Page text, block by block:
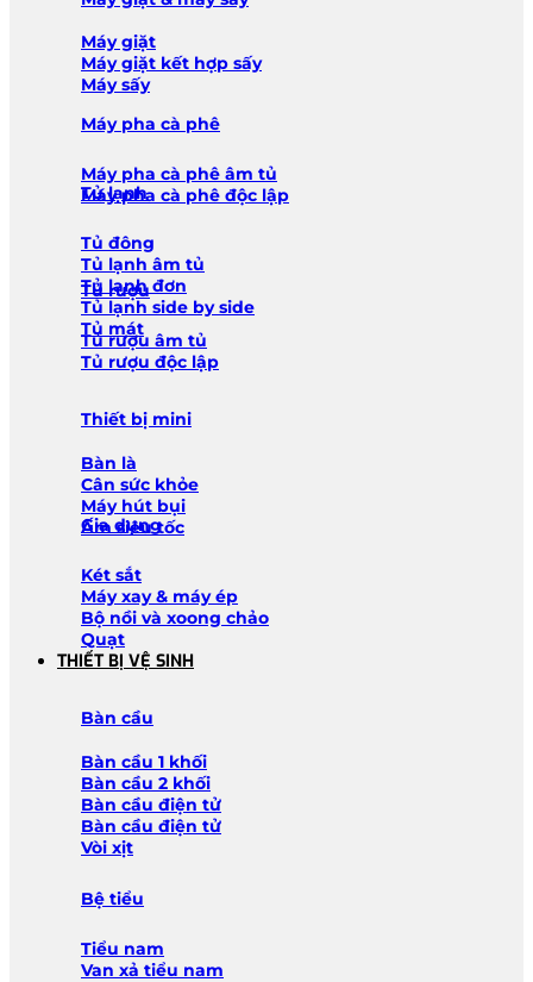
Máy giặt
Máy giặt kết hợp sấy
Máy sấy
Máy pha cà phê
Máy pha cà phê âm tủ
Máy pha cà phê độc lập
Tủ lạnh
Tủ đông
Tủ lạnh âm tủ
Tủ lạnh đơn
Tủ lạnh side by side
Tủ mát
Tủ rượu
Tủ rượu âm tủ
Tủ rượu độc lập
Thiết bị mini
Bàn là
Cân sức khỏe
Máy hút bụi
Ấm siêu tốc
Gia dụng
Két sắt
Máy xay & máy ép
Bộ nồi và xoong chảo
Quạt
THIẾT BỊ VỆ SINH
Bàn cầu
Bàn cầu 1 khối
Bàn cầu 2 khối
Bàn cầu điện tử
Bàn cầu điện tử
Vòi xịt
Bệ tiểu
Tiểu nam
Van xả tiểu nam